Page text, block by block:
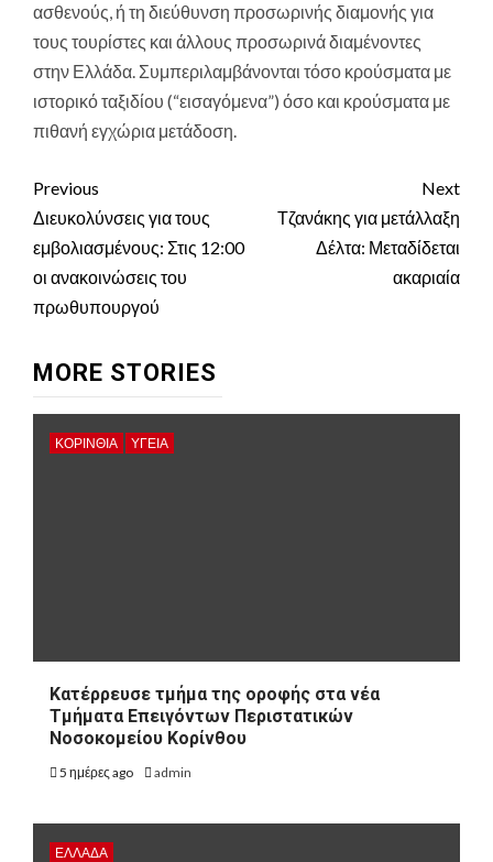
ασθενούς, ή τη διεύθυνση προσωρινής διαμονής για
τους τουρίστες και άλλους προσωρινά διαμένοντες
στην Ελλάδα. Συμπεριλαμβάνονται τόσο κρούσματα με
ιστορικό ταξιδίου (“εισαγόμενα”) όσο και κρούσματα με
πιθανή εγχώρια μετάδοση.
Continue
Reading
Previous
Διευκολύνσεις για τους
εμβολιασμένους: Στις 12:00
οι ανακοινώσεις του
πρωθυπουργού
Next
Τζανάκης για μετάλλαξη
Δέλτα: Μεταδίδεται
ακαριαία
MORE STORIES
ΚΟΡΙΝΘΊΑ ΥΓΕΙΑ
Kατέρρευσε τμήμα της οροφής στα νέα
Τμήματα Επειγόντων Περιστατικών
Νοσοκομείου Κορίνθου
5 ημέρες ago admin
ΕΛΛΑΔΑ